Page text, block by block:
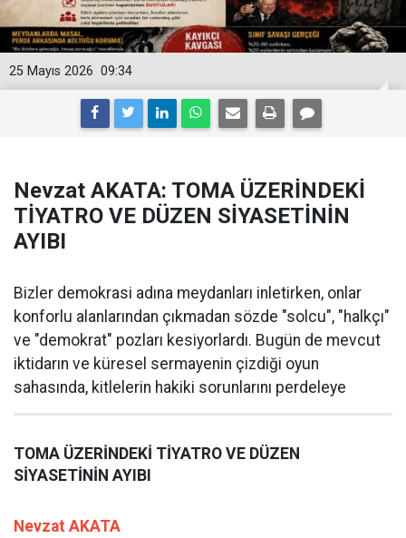
09:34
25 Mayıs 2026
Nevzat AKATA: TOMA ÜZERİNDEKİ
TİYATRO VE DÜZEN SİYASETİNİN
AYIBI
Bizler demokrasi adına meydanları inletirken, onlar
konforlu alanlarından çıkmadan sözde "solcu", "halkçı"
ve "demokrat" pozları kesiyorlardı. Bugün de mevcut
iktidarın ve küresel sermayenin çizdiği oyun
sahasında, kitlelerin hakiki sorunlarını perdeleye
TOMA ÜZERİNDEKİ TİYATRO VE DÜZEN
SİYASETİNİN AYIBI
Nevzat AKATA